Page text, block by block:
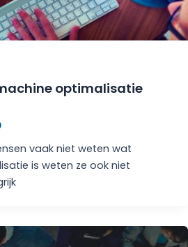
optimalisatie
vaak niet weten wat
is weten ze ook niet